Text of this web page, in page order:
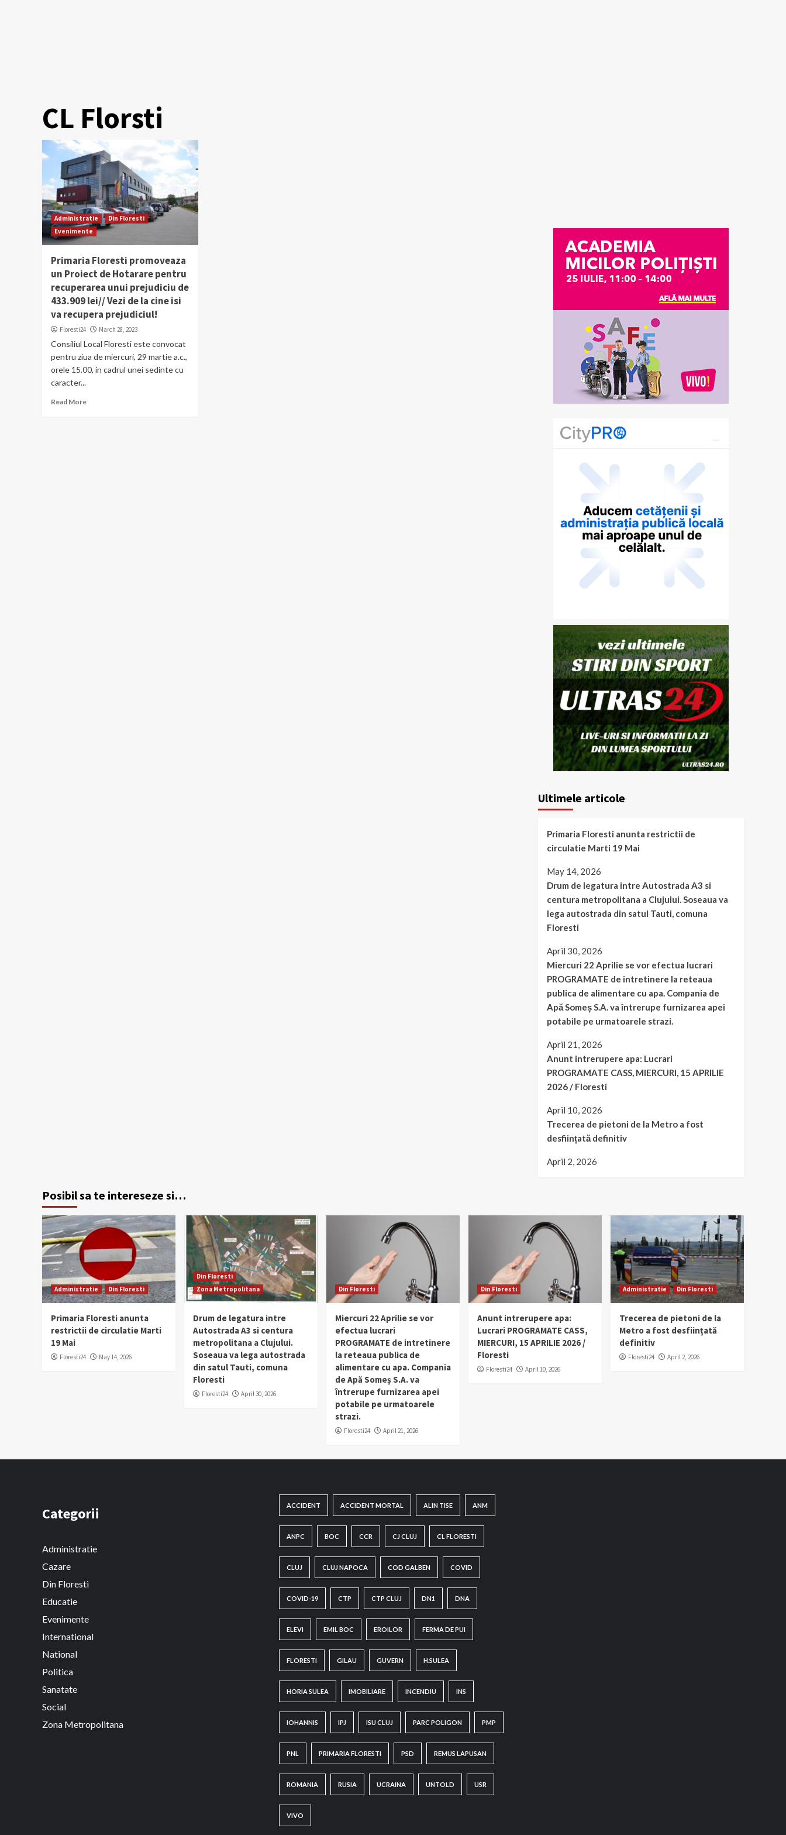
CL Florsti
Administratie
Din Floresti
Evenimente
Primaria Floresti promoveaza
un Proiect de Hotarare pentru
recuperarea unui prejudiciu de
433.909 lei// Vezi de la cine isi
va recupera prejudiciul!
Floresti24 March 28, 2023
Consiliul Local Floresti este convocat
pentru ziua de miercuri, 29 martie a.c.,
orele 15.00, in cadrul unei sedinte cu
caracter...
Read More
Ultimele articole
Primaria Floresti anunta restrictii de
circulatie Marti 19 Mai
May 14, 2026
Drum de legatura intre Autostrada A3 si
centura metropolitana a Clujului. Soseaua va
lega autostrada din satul Tauti, comuna
Floresti
April 30, 2026
Miercuri 22 Aprilie se vor efectua lucrari
PROGRAMATE de intretinere la reteaua
publica de alimentare cu apa. Compania de
Apă Someș S.A. va întrerupe furnizarea apei
potabile pe urmatoarele strazi.
April 21, 2026
Anunt intrerupere apa: Lucrari
PROGRAMATE CASS, MIERCURI, 15 APRILIE
2026 / Floresti
April 10, 2026
Trecerea de pietoni de la Metro a fost
desființată definitiv
April 2, 2026
Posibil sa te intereseze si…
Administratie Din Floresti
Primaria Floresti anunta
restrictii de circulatie Marti
19 Mai
Floresti24 May 14, 2026
Din Floresti
Zona Metropolitana
Drum de legatura intre
Autostrada A3 si centura
metropolitana a Clujului.
Soseaua va lega autostrada
din satul Tauti, comuna
Floresti
Floresti24 April 30, 2026
Din Floresti
Miercuri 22 Aprilie se vor
efectua lucrari
PROGRAMATE de intretinere
la reteaua publica de
alimentare cu apa. Compania
de Apă Someș S.A. va
întrerupe furnizarea apei
potabile pe urmatoarele
strazi.
Floresti24 April 21, 2026
Din Floresti
Anunt intrerupere apa:
Lucrari PROGRAMATE CASS,
MIERCURI, 15 APRILIE 2026 /
Floresti
Floresti24 April 10, 2026
Administratie Din Floresti
Trecerea de pietoni de la
Metro a fost desființată
definitiv
Floresti24 April 2, 2026
Categorii
Administratie
Cazare
Din Floresti
Educatie
Evenimente
International
National
Politica
Sanatate
Social
Zona Metropolitana
ACCIDENT ACCIDENT MORTAL ALIN TISE ANM
ANPC BOC CCR CJ CLUJ CL FLORESTI
CLUJ CLUJ NAPOCA COD GALBEN COVID
COVID-19 CTP CTP CLUJ DN1 DNA
ELEVI EMIL BOC EROILOR FERMA DE PUI
FLORESTI GILAU GUVERN H.SULEA
HORIA SULEA IMOBILIARE INCENDIU INS
IOHANNIS IPJ ISU CLUJ PARC POLIGON PMP
PNL PRIMARIA FLORESTI PSD REMUS LAPUSAN
ROMANIA RUSIA UCRAINA UNTOLD USR
VIVO